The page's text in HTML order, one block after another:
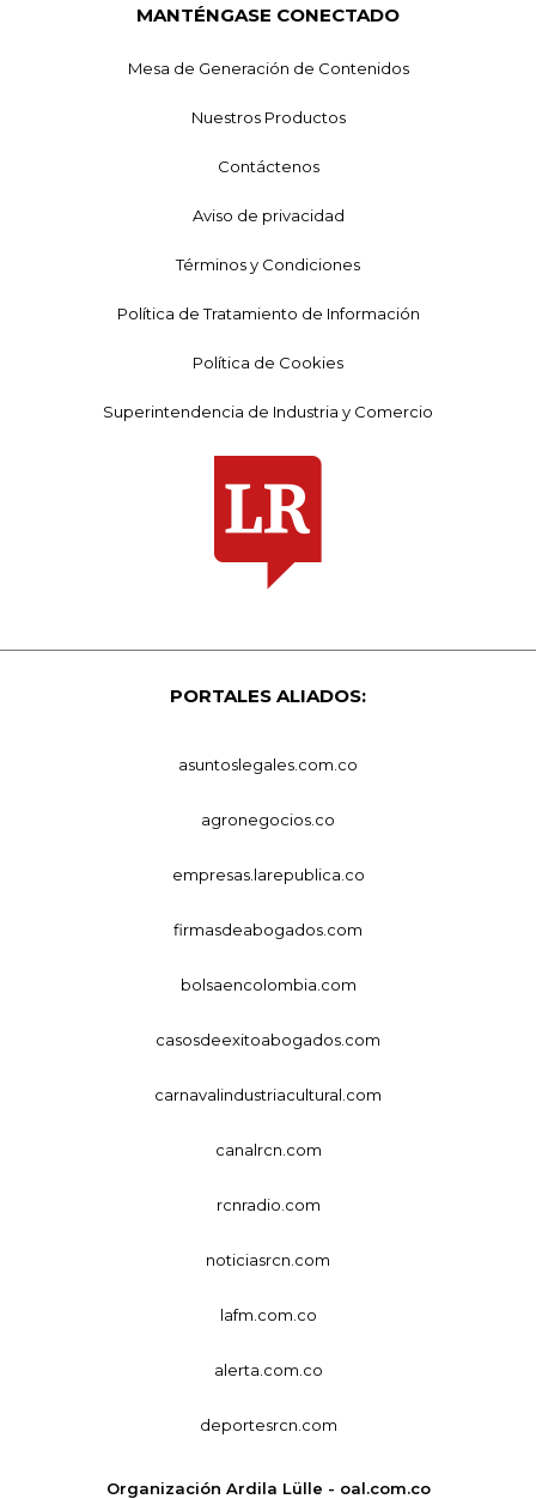
MANTÉNGASE CONECTADO
Mesa de Generación de Contenidos
Nuestros Productos
Contáctenos
Aviso de privacidad
Términos y Condiciones
Política de Tratamiento de Información
Política de Cookies
Superintendencia de Industria y Comercio
PORTALES ALIADOS:
asuntoslegales.com.co
agronegocios.co
empresas.larepublica.co
firmasdeabogados.com
bolsaencolombia.com
casosdeexitoabogados.com
carnavalindustriacultural.com
canalrcn.com
rcnradio.com
noticiasrcn.com
lafm.com.co
alerta.com.co
deportesrcn.com
Organización Ardila Lülle - oal.com.co